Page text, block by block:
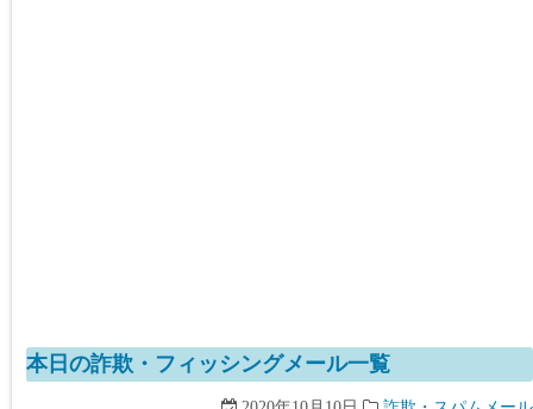
本日の詐欺・フィッシングメール一覧